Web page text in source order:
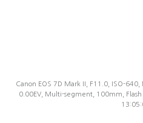
Canon EOS 7D Mark II, F11.0, ISO-
0.00EV, Multi-segment, 100mm,